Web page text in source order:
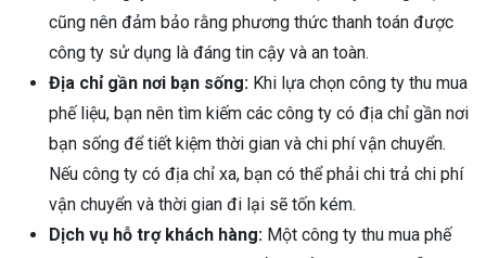
cũng nên đảm bảo rằng phương thức thanh toán được
công ty sử dụng là đáng tin cậy và an toàn.
Địa chỉ gần nơi bạn sống: Khi lựa chọn công ty thu mua
phế liệu, bạn nên tìm kiếm các công ty có địa chỉ gần nơi
bạn sống để tiết kiệm thời gian và chi phí vận chuyển.
Nếu công ty có địa chỉ xa, bạn có thể phải chi trả chi phí
vận chuyển và thời gian đi lại sẽ tốn kém.
Dịch vụ hỗ trợ khách hàng: Một công ty thu mua phế